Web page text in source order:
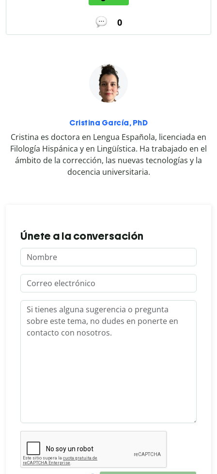
0
Cristina García, PhD
Cristina es doctora en Lengua Española, licenciada en
Filología Hispánica y en Lingüística. Ha trabajado en el
ámbito de la corrección, las nuevas tecnologías y la
docencia universitaria.
Únete a la conversación